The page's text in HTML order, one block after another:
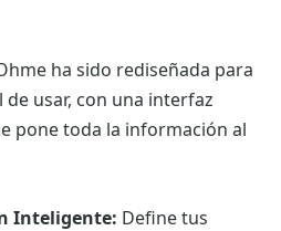
ha sido rediseñada para
usar, con una interfaz
pone toda la información al
Inteligente: Define tus